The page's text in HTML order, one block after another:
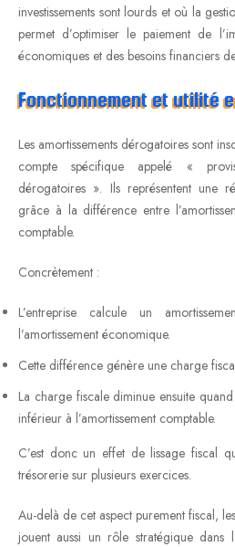
investissements sont lourds et où la
permet d’optimiser le paiement de
économiques et des besoins financiers
Fonctionnement et utilité
Les amortissements dérogatoires sont
compte spécifique appelé «
dérogatoires ». Ils représentent une
grâce à la différence entre
comptable.
Concrètement :
L’entreprise calcule un
l’amortissement économique.
Cette différence génère une charge
La charge fiscale diminue ensuite
inférieur à l’amortissement comptable.
C’est donc un effet de lissage fiscal
trésorerie sur plusieurs exercices.
Au-delà de cet aspect purement fiscal,
jouent aussi un rôle stratégique dans